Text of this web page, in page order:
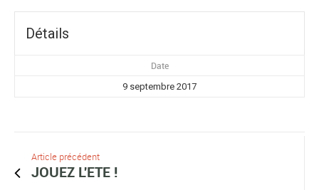
Détails
Date
9 septembre 2017
Article précédent
JOUEZ L'ETE !